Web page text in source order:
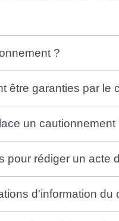
?
être garanties par le
un cautionnement
pour rédiger un acte
d'information